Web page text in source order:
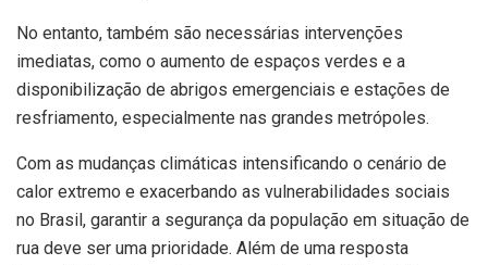
No entanto, também são necessárias intervenções
imediatas, como o aumento de espaços verdes e a
disponibilização de abrigos emergenciais e estações de
resfriamento, especialmente nas grandes metrópoles.
Com as mudanças climáticas intensificando o cenário de
calor extremo e exacerbando as vulnerabilidades sociais
no Brasil, garantir a segurança da população em situação de
rua deve ser uma prioridade. Além de uma resposta